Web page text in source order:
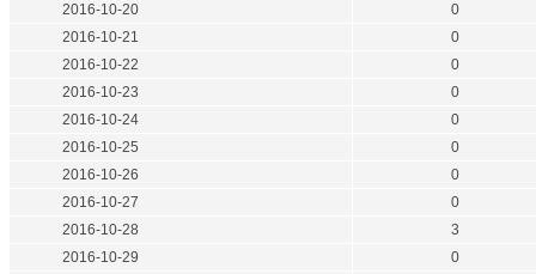
2016-10-20
0
2016-10-21
0
2016-10-22
0
2016-10-23
0
2016-10-24
0
2016-10-25
0
2016-10-26
0
2016-10-27
0
2016-10-28
3
2016-10-29
0